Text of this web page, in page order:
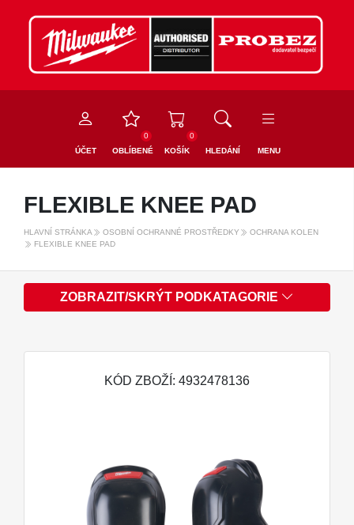
ÚČET
0
OBLÍBENÉ
0
KOŠÍK
HLEDÁNÍ MENU
FLEXIBLE KNEE PAD
HLAVNÍ STRÁNKA OSOBNÍ OCHRANNÉ PROSTŘEDKY
OCHRANA KOLEN
FLEXIBLE KNEE PAD
ZOBRAZIT/SKRÝT PODKATAGORIE
KÓD ZBOŽÍ: 4932478136